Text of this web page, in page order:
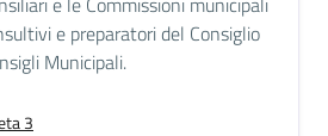
e preparatori del Consiglio
Municipali.
3